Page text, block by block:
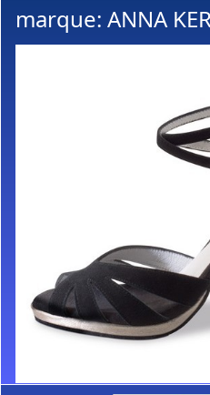
marque: ANNA